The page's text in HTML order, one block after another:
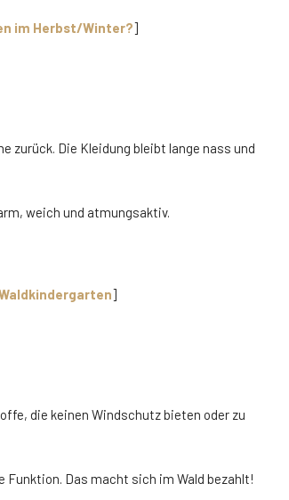
im Herbst/Winter?]
zurück. Die Kleidung bleibt lange nass und
weich und atmungsaktiv.
]
die keinen Windschutz bieten oder zu
Das macht sich im Wald bezahlt!